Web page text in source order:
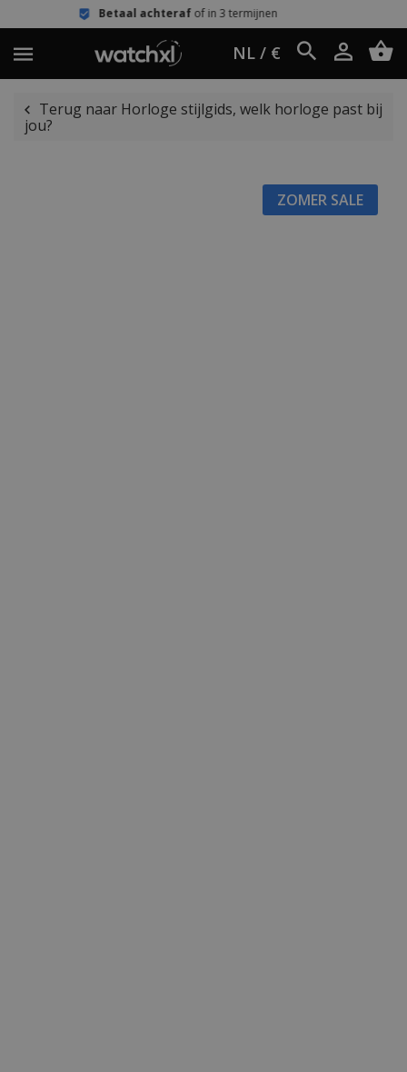
achterafof in 3 termijnen
NL / €
Terug naar Horloge stijlgids, welk horloge past bij
jou?
ZOMER SALE